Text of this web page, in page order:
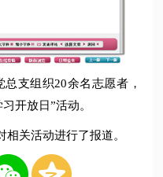
支组织20余名志愿者，
开放日”活动。
相关活动进行了报道。